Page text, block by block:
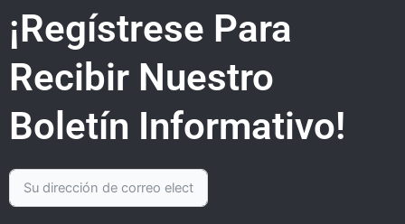
¡Regístrese Para
Recibir Nuestro
Boletín Informativo!